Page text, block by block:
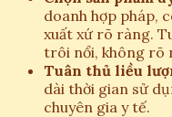
doanh hợp pháp,
xuất xứ rõ ràng.
trôi nổi, không rõ
Tuân thủ liều
dài thời gian sử
chuyên gia y tế.